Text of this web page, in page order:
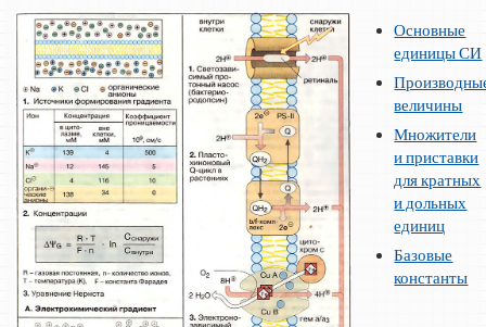
Основные
единицы СИ
величины
Множители
и приставки
для кратных
и дольных
единиц
Базовые
константы